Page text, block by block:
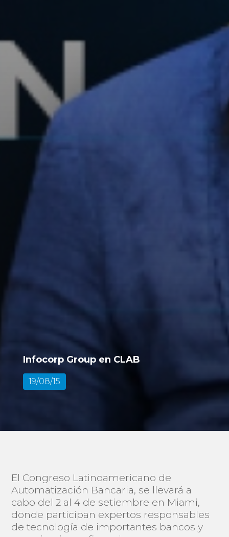
Infocorp Group en CLAB
19/08/15
El Congreso Latinoamericano de
Automatización Bancaria, se llevará a
cabo del 2 al 4 de setiembre en Miami,
donde participan expertos responsables
de tecnología de importantes bancos y